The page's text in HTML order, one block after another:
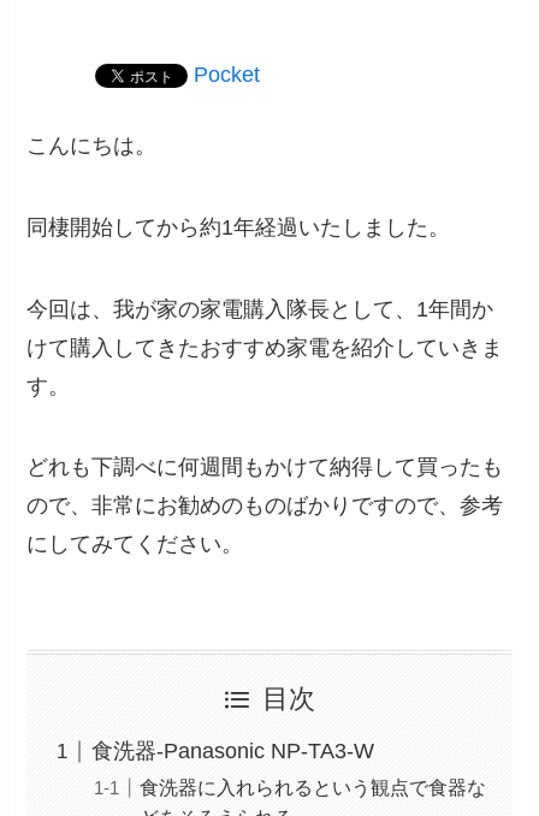
Pocket
こんにちは。
同棲開始してから約1年経過いたしました。
今回は、我が家の家電購入隊長として、1年間か
けて購入してきたおすすめ家電を紹介していきま
す。
どれも下調べに何週間もかけて納得して買ったも
ので、非常にお勧めのものばかりですので、参考
にしてみてください。
目次
食洗器-Panasonic NP-TA3-W
食洗器に入れられるという観点で食器な